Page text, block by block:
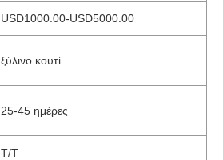
USD1000.00-USD5000.00
ξύλινο κουτί
25-45 ημέρες
T/T